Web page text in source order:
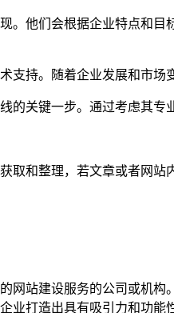
。他们会根据企业特点和
支持。随着企业发展和市
的关键一步。通过考虑其
取和整理，若文章或者网站
网站建设服务的公司或机
业打造出具有吸引力和功能